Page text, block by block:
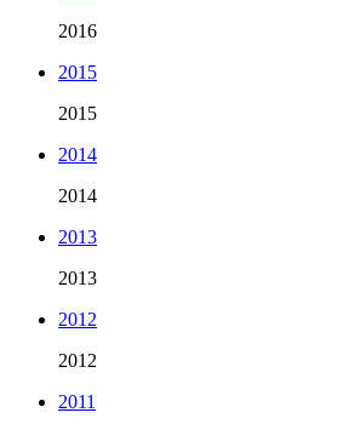
2016
2015
2015
2014
2014
2013
2013
2012
2012
2011